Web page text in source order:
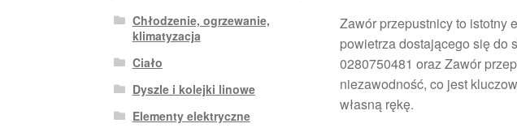
Zawór przepustnicy to istotny
powietrza dostającego się do
0280750481 oraz Zawór
niezawodność, co jest
własną rękę.
Chłodzenie, ogrzewanie,
klimatyzacja
Ciało
Dyszle i kolejki linowe
Elementy elektryczne